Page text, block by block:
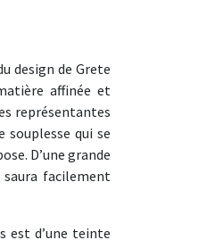
design de Grete
affinée et
représentantes
souplesse qui se
D’une grande
saura facilement
est d’une teinte